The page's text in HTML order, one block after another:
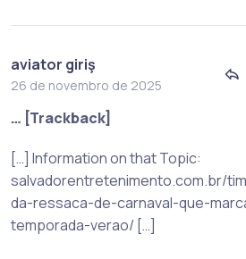
aviator giriş
26 de novembro de 2025
… [Trackback]
[…] Information on that Topic:
salvadorentretenimento.com.br/
da-ressaca-de-carnaval-que-
temporada-verao/ […]